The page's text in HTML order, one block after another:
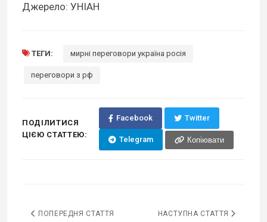
Джерело: УНІАН
ТЕГИ: мирні переговори україна росія
переговори з рф
ПОДІЛИТИСЯ
ЦІЄЮ СТАТТЕЮ:
Facebook Twitter
Telegram Копіювати
ПОПЕРЕДНЯ СТАТТЯ НАСТУПНА СТАТТЯ